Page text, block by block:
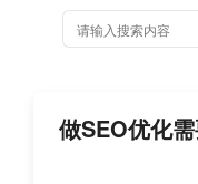
做SEO优化